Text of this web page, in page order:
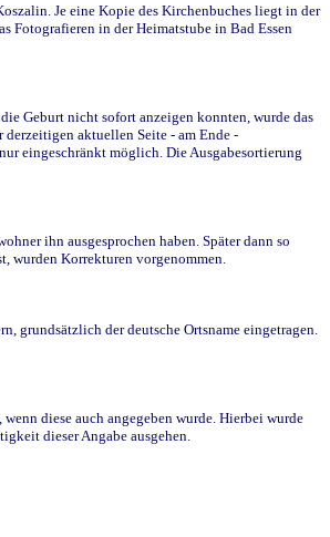
Je eine Kopie des Kirchenbuches liegt in der
Fotografieren in der Heimatstube in Bad Essen
Geburt nicht sofort anzeigen konnten, wurde das
aktuellen Seite - am Ende -
eingeschränkt möglich. Die Ausgabesortierung
ihn ausgesprochen haben. Später dann so
wurden Korrekturen vorgenommen.
grundsätzlich der deutsche Ortsname eingetragen.
diese auch angegeben wurde. Hierbei wurde
dieser Angabe ausgehen.